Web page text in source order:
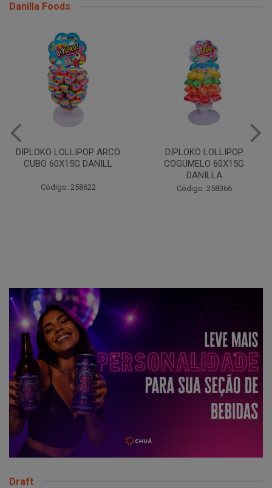
Danilla Foods
DIPLOKO LOLLIPOP ARCO
CUBO 60X15G DANILL
Código: 258622
DIPLOKO LOLLIPOP
COGUMELO 60X15G
DANILLA
Código: 258366
Draft